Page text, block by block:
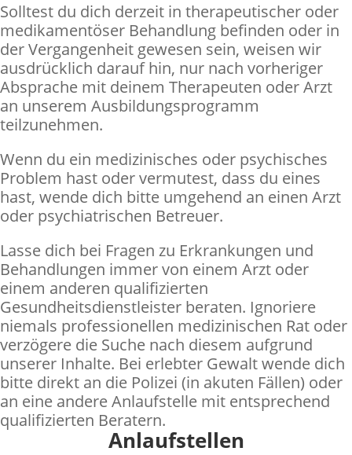
Solltest du dich derzeit in therapeutischer oder
medikamentöser Behandlung befinden oder in
der Vergangenheit gewesen sein, weisen wir
ausdrücklich darauf hin, nur nach vorheriger
Absprache mit deinem Therapeuten oder Arzt
an unserem Ausbildungsprogramm
teilzunehmen.
Wenn du ein medizinisches oder psychisches
Problem hast oder vermutest, dass du eines
hast, wende dich bitte umgehend an einen Arzt
oder psychiatrischen Betreuer.
Lasse dich bei Fragen zu Erkrankungen und
Behandlungen immer von einem Arzt oder
einem anderen qualifizierten
Gesundheitsdienstleister beraten. Ignoriere
niemals professionellen medizinischen Rat oder
verzögere die Suche nach diesem aufgrund
unserer Inhalte. Bei erlebter Gewalt wende dich
bitte direkt an die Polizei (in akuten Fällen) oder
an eine andere Anlaufstelle mit entsprechend
qualifizierten Beratern.
Anlaufstellen